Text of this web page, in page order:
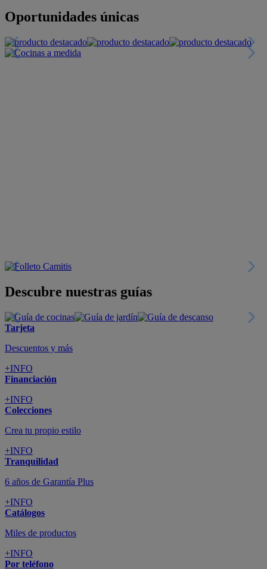
Oportunidades únicas
Descubre nuestras guías
Tarjeta
Descuentos y más
+INFO
Financiación
+INFO
Colecciones
Crea tu propio estilo
+INFO
Tranquilidad
6 años de Garantía Plus
+INFO
Catálogos
Miles de productos
+INFO
Por teléfono